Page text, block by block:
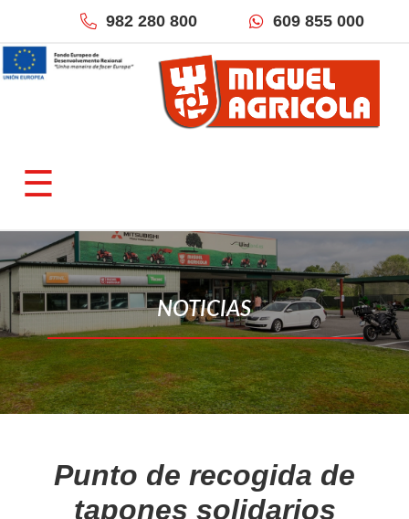
982 280 800 609 855 000
☰
×
QUIÉNES SOMOS
Empresa
Localización & Contacto
TIENDAS ONLINE
Miguel Agrícola
Inforecambios
NOTICIAS
Punto de recogida de
tapones solidarios